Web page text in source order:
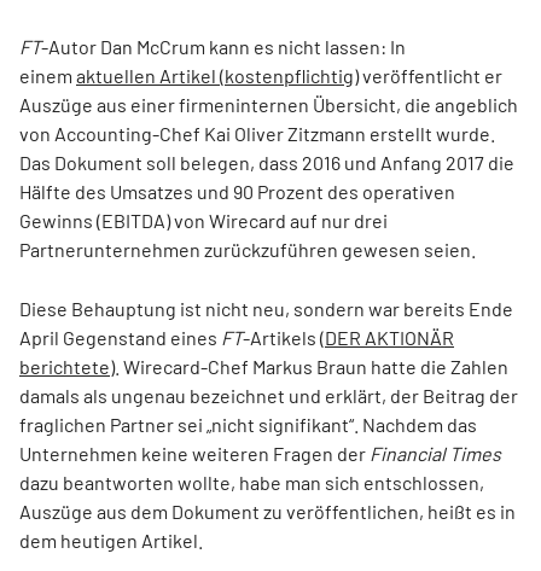
FT-Autor Dan McCrum kann es nicht lassen: In
einem aktuellen Artikel (kostenpflichtig)veröffentlicht er
Auszüge aus einer firmeninternen Übersicht, die angeblich
von Accounting-Chef Kai Oliver Zitzmann erstellt wurde.
Das Dokument soll belegen, dass 2016 und Anfang 2017 die
Hälfte des Umsatzes und 90 Prozent des operativen
Gewinns (EBITDA) von Wirecard auf nur drei
Partnerunternehmen zurückzuführen gewesen seien.
Diese Behauptung ist nicht neu, sondern war bereits Ende
April Gegenstand eines FT-Artikels (DER AKTIONÄR
berichtete). Wirecard-Chef Markus Braun hatte die Zahlen
damals als ungenau bezeichnet und erklärt, der Beitrag der
fraglichen Partner sei „nicht signifikant“. Nachdem das
Unternehmen keine weiteren Fragen der Financial Times
dazu beantworten wollte, habe man sich entschlossen,
Auszüge aus dem Dokument zu veröffentlichen, heißt es in
dem heutigen Artikel.